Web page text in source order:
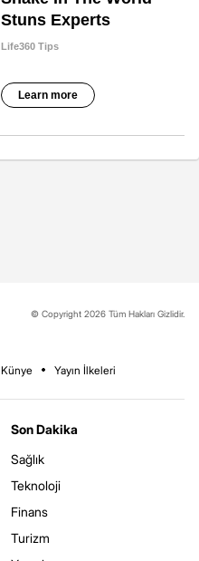
© Copyright 2026 Tüm Hakları Gizlidir.
Künye Yayın İlkeleri
Son Dakika
Sağlık
Teknoloji
Finans
Turizm